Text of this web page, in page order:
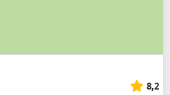
8,2